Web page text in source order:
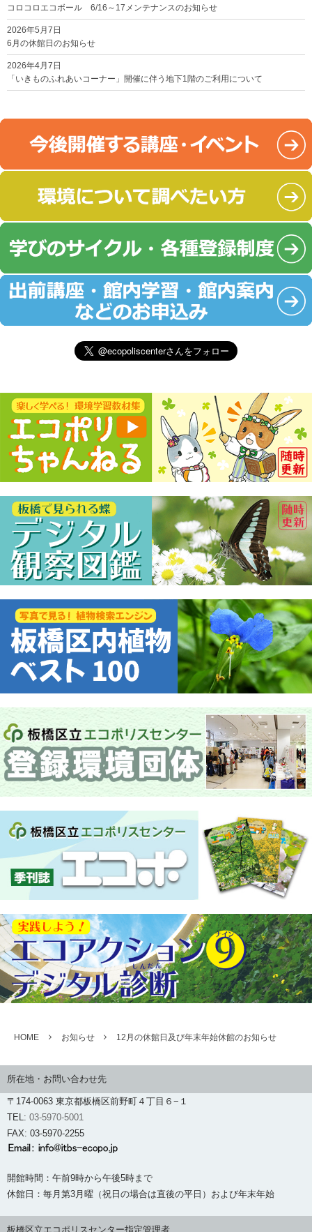
コロコロエコボール 6/16～17メンテナンスのお知らせ
2026年5月7日
6月の休館日のお知らせ
2026年4月7日
「いきものふれあいコーナー」開催に伴う地下1階のご利用について
HOME お知らせ 12月の休館日及び年末年始休館のお知らせ
所在地・お問い合わせ先
〒174-0063 東京都板橋区前野町４丁目６−１
TEL: 03-5970-5001
FAX: 03-5970-2255
開館時間：午前9時から午後5時まで
休館日：毎月第3月曜（祝日の場合は直後の平日）および年末年始
板橋区立エコポリスセンター指定管理者